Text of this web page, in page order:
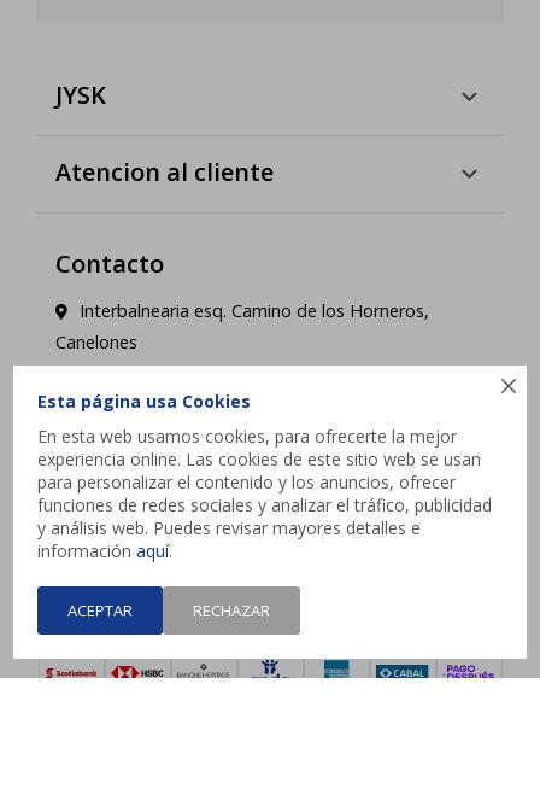

Esta página usa Cookies
En esta web usamos cookies, para ofrecerte la mejor
experiencia online. Las cookies de este sitio web se usan
para personalizar el contenido y los anuncios, ofrecer
funciones de redes sociales y analizar el tráfico, publicidad
y análisis web. Puedes revisar mayores detalles e
informaciónaquí.
ACEPTAR RECHAZAR
JYSK
Atencion al cliente
Contacto
Interbalnearia esq. Camino de los Horneros,
Canelones
contacto@jysk.uy
Lunes a Domingo de 10 a 21 hs - Pick up web 3 a
4 días hábiles.
   